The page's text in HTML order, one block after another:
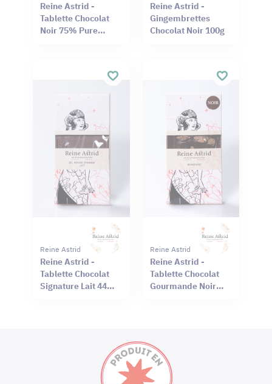
Reine Astrid -
Tablette Chocolat
Noir 75% Pure
Reine Astrid -
Gingembrettes
Chocolat Noir 100g
Reine Astrid
Reine Astrid -
Tablette Chocolat
Signature Lait 44%
Reine Astrid
Reine Astrid -
Tablette Chocolat
Gourmande Noir